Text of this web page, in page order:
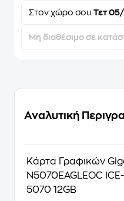
Στον χώρο σου Τετ
Μη διαθέσιμο σε
Αναλυτική
Κάρτα Γραφικών
N5070EAGLEOC
5070 12GB